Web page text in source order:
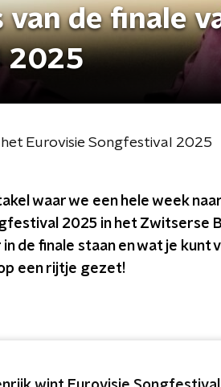
de finale
2025
het Eurovisie Songfestival 2025
waar we een hele week
2025 in het Zwitserse
in de finale staan en wat je
een rijtje gezet!